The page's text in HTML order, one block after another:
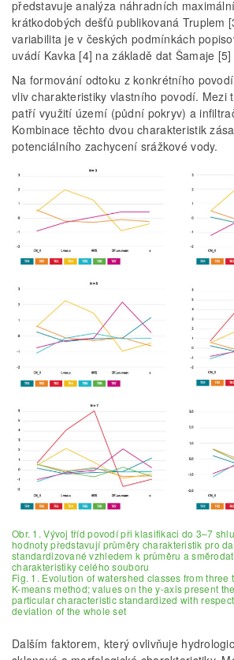
představuje analýza náhradních
krátkodobých dešťů publikovaná Truplem
variabilita je v českých podmínkách
uvádí Kavka [4] na základě dat Šamaje
Na formování odtoku z konkrétního
vliv charakteristiky vlastního povodí. Mezi
patří využití území (půdní pokryv) a
Kombinace těchto dvou charakteristik
potenciálního zachycení srážkové vody.
Obr. 1. Vývoj tříd povodí při klasifikaci do 3–7
hodnoty představují průměry charakteristik pro
standardizované vzhledem k průměru a
charakteristiky celého souboru
Fig. 1. Evolution of watershed classes from three
K-means method; values on the y-axis present
particular characteristic standardized with
deviation of the whole set
Dalším faktorem, který ovlivňuje